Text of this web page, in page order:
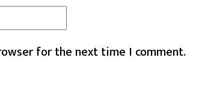
for the next time I comment.